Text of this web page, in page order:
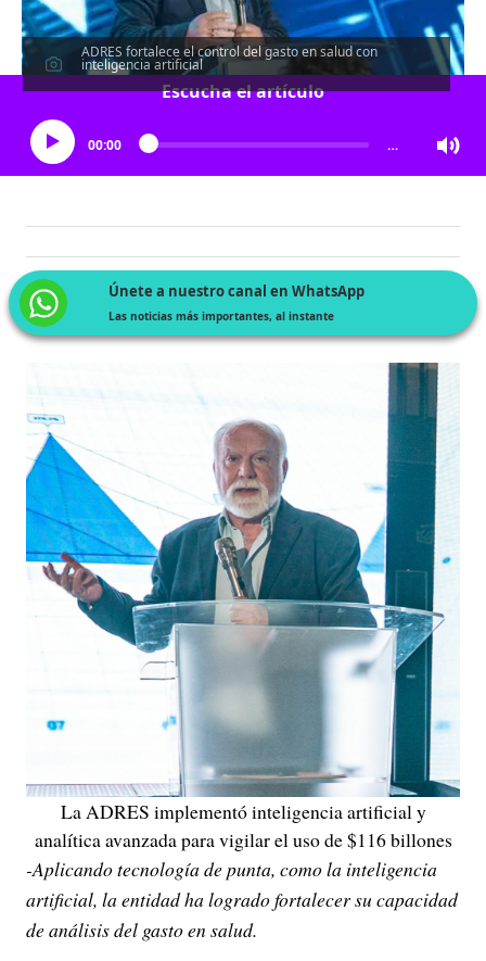
ADRES fortalece el control del gasto en salud con
inteligencia artificial
Escucha el artículo
00:00 …
Únete a nuestro canal en WhatsApp
Las noticias más importantes, al instante
La ADRES implementó inteligencia artificial y
analítica avanzada para vigilar el uso de $116 billones
-Aplicando tecnología de punta, como la inteligencia
artificial, la entidad ha logrado fortalecer su capacidad
de análisis del gasto en salud.